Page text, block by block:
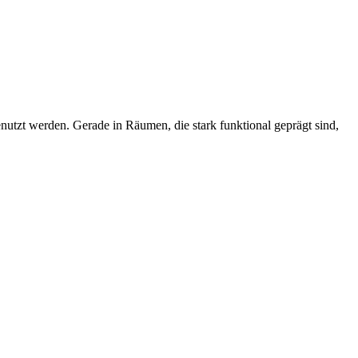
werden. Gerade in Räumen, die stark funktional geprägt sind,